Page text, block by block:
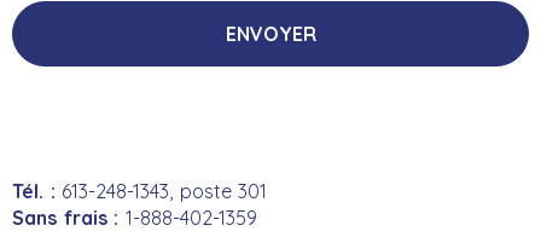
Tél. : 613-248-1343, poste 301
Sans frais : 1-888-402-1359